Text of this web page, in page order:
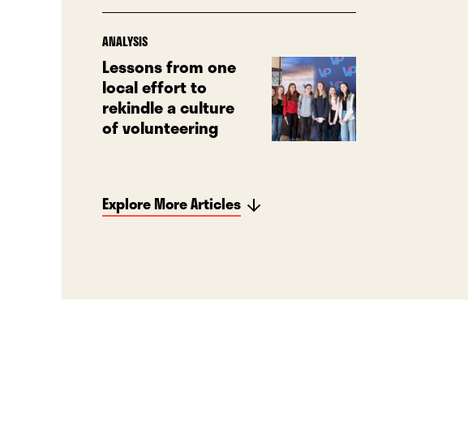
ANALYSIS
Lessons from one
local effort to
rekindle a culture
of volunteering
Explore More Articles